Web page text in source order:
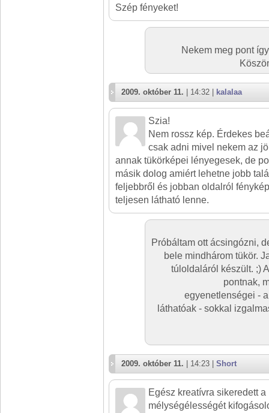
Szép fényeket!
Nekem meg pont
2009. október 11. | 14:32 | kalalaa
Szia!
Nem rossz kép. Érdekes
csak adni mivel nekem az
annak tükörképei lényegesek, de
másik dolog amiért lehetne jobb
feljebbről és jobban oldalról
teljesen látható lenne.
Próbáltam ott ácsingózni,
bele mindhárom tükör.
túloldaláról készült. ;)
pontnak,
egyenetlenségei -
láthatóak - sokkal
2009. október 11. | 14:23 | Short
Egész kreatívra sikeredett
mélységélességét